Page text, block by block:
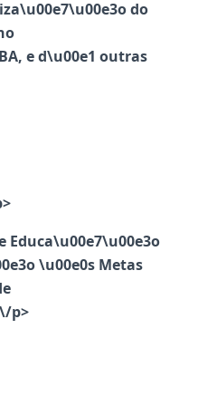
do
e d\u00e1 outras
Educa\u00e7\u00e3o
\u00e0s Metas
p>